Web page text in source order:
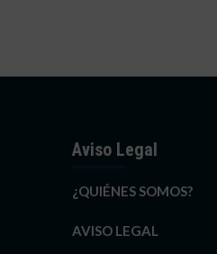
Aviso Legal
¿QUIÉNES SOMOS?
AVISO LEGAL